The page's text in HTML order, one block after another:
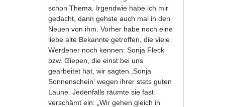
schon Thema. Irgendwie habe ich mir
gedacht, dann gehste auch mal in den
Neuen von ihm. Vorher habe noch eine
liebe alte Bekannte getroffen, die viele
Werdener noch kennen: Sonja Fleck
bzw. Giepen, die einst bei uns
gearbeitet hat, wir sagten ,Sonja
Sonnenschein‘ wegen ihrer stets guten
Laune. Jedenfalls räumte sie fast
verschämt ein: „Wir gehen gleich in